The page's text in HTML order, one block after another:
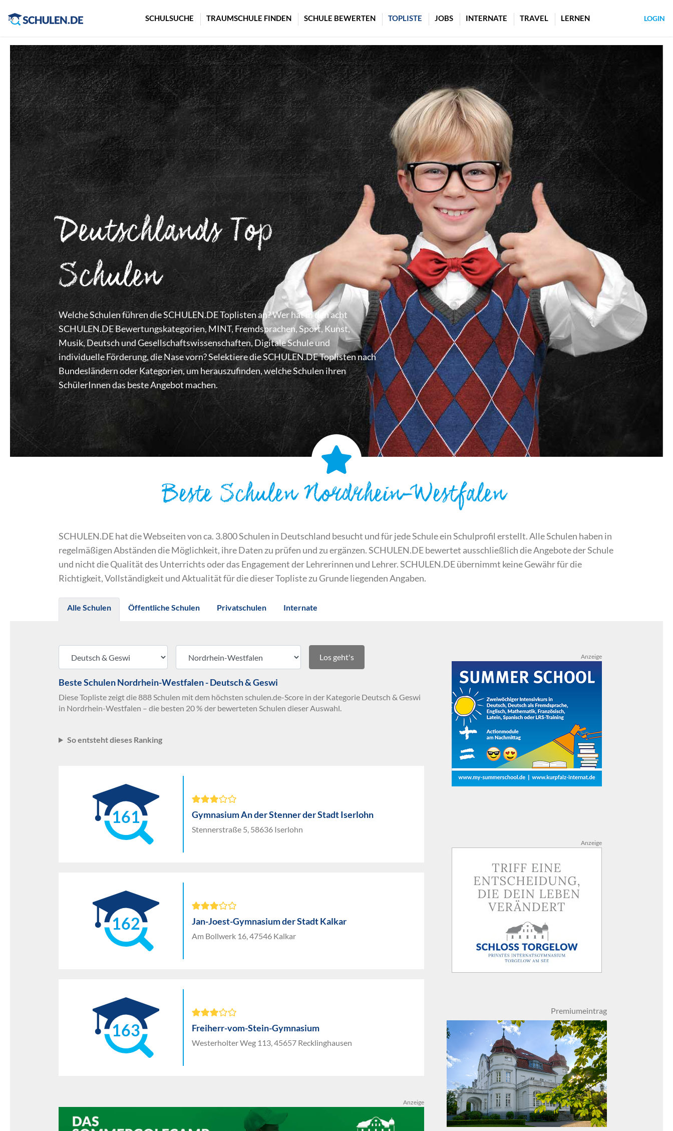
SCHULSUCHE TRAUMSCHULE FINDEN SCHULE BEWERTEN TOPLISTE JOBS INTERNATE TRAVEL LERNEN LOGIN
Deutschlands Top
Schulen
Welche Schulen führen die SCHULEN.DE Toplisten an? Wer hat in den acht
SCHULEN.DE Bewertungskategorien, MINT, Fremdsprachen, Sport, Kunst,
Musik, Deutsch und Gesellschaftswissenschaften, Digitale Schule und
individuelle Förderung, die Nase vorn? Selektiere die SCHULEN.DE Toplisten nach
Bundesländern oder Kategorien, um herauszufinden, welche Schulen ihren
SchülerInnen das beste Angebot machen.
Beste Schulen Nordrhein-Westfalen
SCHULEN.DE hat die Webseiten von ca. 3.800 Schulen in Deutschland besucht und für jede Schule ein Schulprofil erstellt. Alle Schulen haben in
regelmäßigen Abständen die Möglichkeit, ihre Daten zu prüfen und zu ergänzen. SCHULEN.DE bewertet ausschließlich die Angebote der Schule
und nicht die Qualität des Unterrichts oder das Engagement der Lehrerinnen und Lehrer. SCHULEN.DE übernimmt keine Gewähr für die
Richtigkeit, Vollständigkeit und Aktualität für die dieser Topliste zu Grunde liegenden Angaben.
Alle Schulen Öffentliche Schulen Privatschulen Internate
Los geht's
Beste Schulen Nordrhein-Westfalen - Deutsch & Geswi
Diese Topliste zeigt die 888 Schulen mit dem höchsten schulen.de-Score in der Kategorie Deutsch & Geswi
in Nordrhein-Westfalen – die besten 20 % der bewerteten Schulen dieser Auswahl.
So entsteht dieses Ranking
161 Gymnasium An der Stenner der Stadt Iserlohn
Stennerstraße 5, 58636 Iserlohn
162 Jan-Joest-Gymnasium der Stadt Kalkar
Am Bollwerk 16, 47546 Kalkar
163 Freiherr-vom-Stein-Gymnasium
Westerholter Weg 113, 45657 Recklinghausen
Anzeige
Anzeige
Anzeige
Premiumeintrag